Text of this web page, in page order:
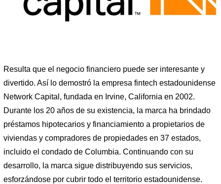
Resulta que el negocio financiero puede ser interesante y
divertido. Así lo demostró la empresa fintech estadounidense
Network Capital, fundada en Irvine, California en 2002.
Durante los 20 años de su existencia, la marca ha brindado
préstamos hipotecarios y financiamiento a propietarios de
viviendas y compradores de propiedades en 37 estados,
incluido el condado de Columbia. Continuando con su
desarrollo, la marca sigue distribuyendo sus servicios,
esforzándose por cubrir todo el territorio estadounidense.